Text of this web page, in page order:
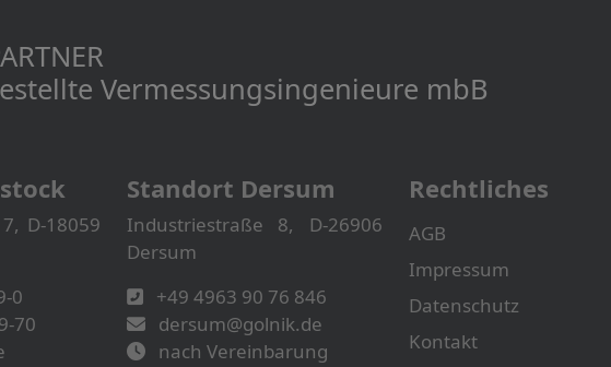
Vermessungs­­ingenieure mbB
D-18059
0
70
Standort Dersum
Industriestraße 8, D-26906
Dersum
+49 4963 90 76 846
dersum@golnik.de
nach Vereinbarung
Rechtliches
AGB
Impressum
Datenschutz
Kontakt